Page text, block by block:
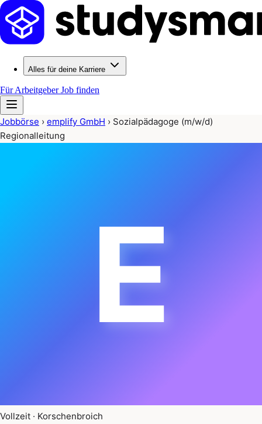
Alles für deine Karriere
Für ArbeitgeberJob finden
Jobbörse › emplify GmbH › Sozialpädagoge (m/w/d)
Regionalleitung
E
Vollzeit · Korschenbroich